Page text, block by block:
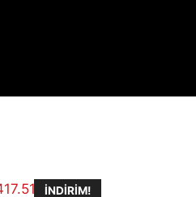
İNDIRIM!